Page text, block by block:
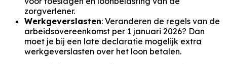
zorgverlener.
Werkgeverslasten: Veranderen de regels van de
arbeidsovereenkomst per 1 januari 2026? Dan
moet je bij een late declaratie mogelijk extra
werkgeverslasten over het loon betalen.